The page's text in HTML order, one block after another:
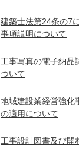
建築士法第24条の7
事項説明について
工事写真の電子納品
ついて
地域建設業経営強化
の適用について
工事設計図書及び開